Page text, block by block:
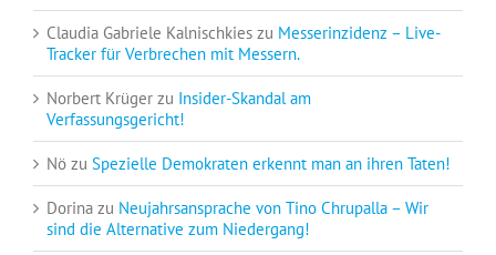
Claudia Gabriele Kalnischkies zu Messerinzidenz – Live-
Tracker für Verbrechen mit Messern.
Norbert Krüger zu Insider-Skandal am
Verfassungsgericht!
Nö zu Spezielle Demokraten erkennt man an ihren Taten!
Dorina zu Neujahrsansprache von Tino Chrupalla – Wir
sind die Alternative zum Niedergang!